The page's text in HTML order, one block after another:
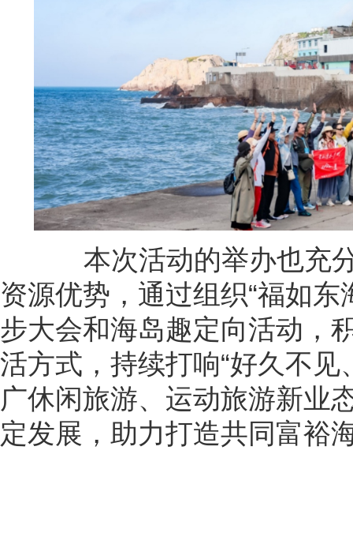
本次活动的举办也充分
资源优势，通过组织“福如
步大会和海岛趣定向活动，
活方式，持续打响“好久不
广休闲旅游、运动旅游新业
定发展，助力打造共同富裕